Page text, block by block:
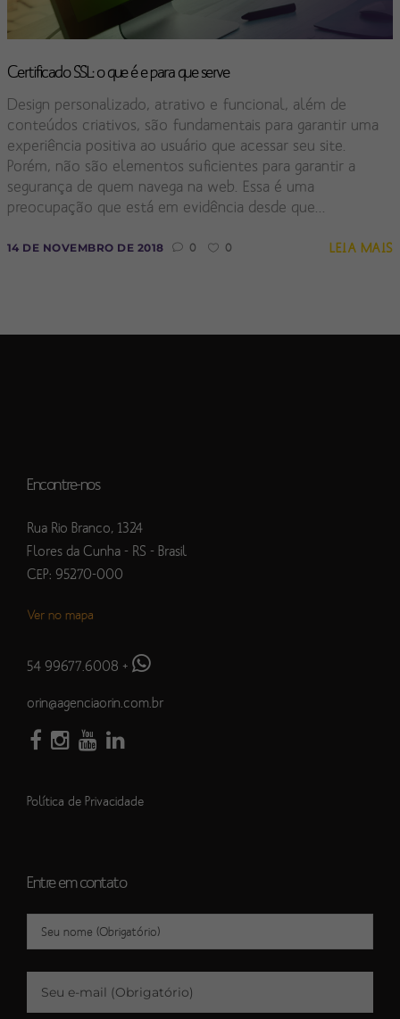
Certificado SSL: o que é e para que serve
Design personalizado, atrativo e funcional, além de
conteúdos criativos, são fundamentais para garantir uma
experiência positiva ao usuário que acessar seu site.
Porém, não são elementos suficientes para garantir a
segurança de quem navega na web. Essa é uma
preocupação que está em evidência desde que...
14 DE NOVEMBRO DE 2018 0 0 LEIA MAIS
Encontre-nos
Rua Rio Branco, 1324
Flores da Cunha - RS - Brasil
CEP: 95270-000
Ver no mapa
54 99677.6008 +
orin@agenciaorin.com.br
Política de Privacidade
Entre em contato